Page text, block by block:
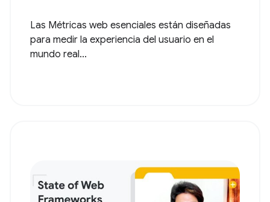
Las Métricas web esenciales están diseñadas
para medir la experiencia del usuario en el
mundo real...